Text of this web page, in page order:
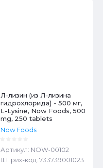
Л-лизин (из Л-лизина
гидрохлорида) - 500 мг,
L-Lysine, Now Foods, 500
mg, 250 tablets
Now Foods
Артикул: NOW-00102
Штрих-код: 733739001023